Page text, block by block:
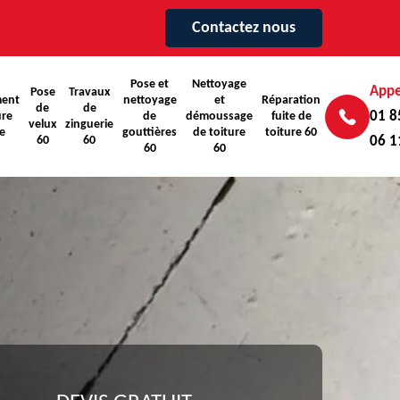
Contactez nous
Pose
de
velux
60
Travaux
de
zinguerie
60
Pose et
nettoyage
de
gouttières
60
Nettoyage
et
démoussage
de toiture
60
Réparation
fuite de
toiture 60
01
06